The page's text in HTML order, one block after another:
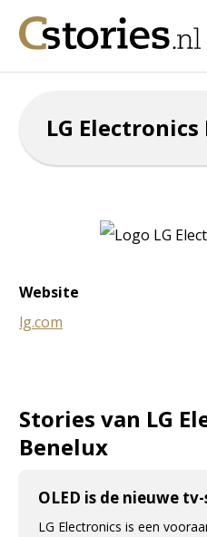
LG
Website
lg.com
Stories van LG
Benelux
OLED is de nieuwe
LG Electronics is een